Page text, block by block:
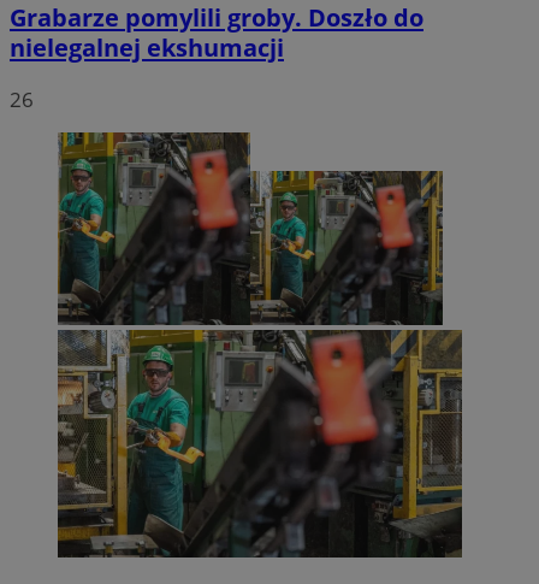
Grabarze pomylili groby. Doszło do
nielegalnej ekshumacji
26